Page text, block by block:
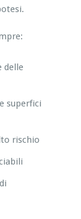
delle
superfici
rischio